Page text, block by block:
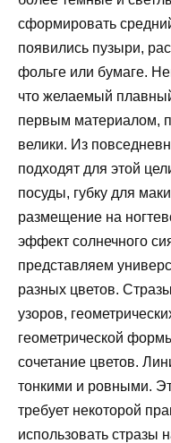
сформировать
появились пузыри,
фольге или бумаге.
что желаемый
первым материалом,
велики. Из
подходят для этой
посуды, губку для
размещение на
эффект солнечного
представляем
разных цветов.
узоров,
геометрической
сочетание цветов.
тонкими и ровными.
требует некоторой
использовать стразы